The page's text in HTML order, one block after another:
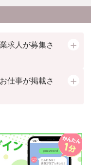
求人が募集さ
仕事が掲載さ